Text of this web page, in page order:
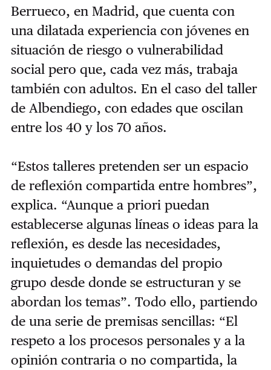
Berrueco, en Madrid, que cuenta con
una dilatada experiencia con jóvenes en
situación de riesgo o vulnerabilidad
social pero que, cada vez más, trabaja
también con adultos. En el caso del taller
de Albendiego, con edades que oscilan
entre los 40 y los 70 años.
“Estos talleres pretenden ser un espacio
de reflexión compartida entre hombres”,
explica. “Aunque a priori puedan
establecerse algunas líneas o ideas para la
reflexión, es desde las necesidades,
inquietudes o demandas del propio
grupo desde donde se estructuran y se
abordan los temas”. Todo ello, partiendo
de una serie de premisas sencillas: “El
respeto a los procesos personales y a la
opinión contraria o no compartida, la